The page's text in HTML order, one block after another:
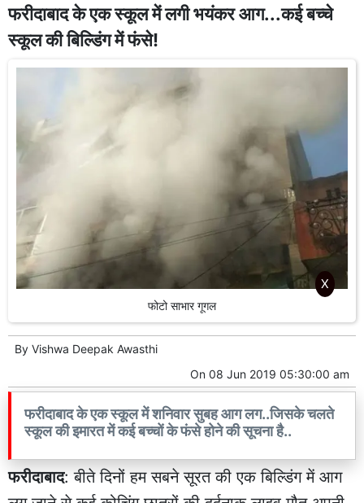
फरीदाबाद के एक स्कूल में लगी भयंकर आग...कई बच्चे
स्कूल की बिल्डिंग में फंसे!
फोटो साभार गूगल
By Vishwa Deepak Awasthi
On 08 Jun 2019 05:30:00 am
फरीदाबाद के एक स्कूल में शनिवार सुबह आग लग..जिसके चलते
स्कूल की इमारत में कई बच्चों के फंसे होने की सूचना है..
फरीदाबाद: बीते दिनों हम सबने सूरत की एक बिल्डिंग में आग
X